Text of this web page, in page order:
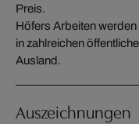
Preis.
Höfers Arbeiten
in zahlreichen
Ausland.
Auszeichnungen